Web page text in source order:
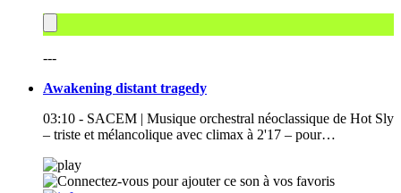
---
Awakening distant tragedy
03:10 - SACEM | Musique orchestral néoclassique de Hot Sly
– triste et mélancolique avec climax à 2'17 – pour…